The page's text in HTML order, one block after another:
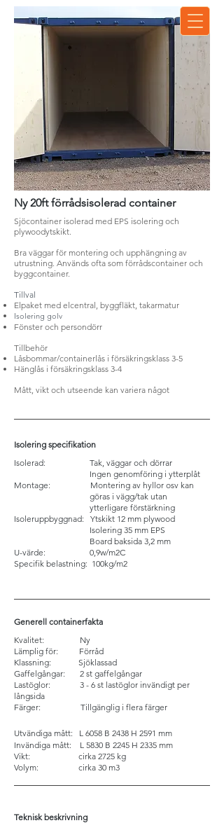
Ny 20ft förrådsisolerad container
Sjöcontainer isolerad med EPS isolering och
plywoodytskikt.
Bra väggar för montering och upphängning av
utrustning. Används ofta som förrådscontainer och
byggcontainer.
Tillval​
Elpaket med elcentral, byggfläkt, takarmatur
Isolering golv
Fönster och persondörr
Tillbehör
Låsbommar/containerlås i försäkringsklass 3-5
Hänglås i försäkringsklass 3-4
Mått, vikt och utseende kan variera något
Isolering specifikation
Isolerad: Tak, väggar och dörrar
Ingen genomföring i ytterplåt
Montage: Montering av hyllor osv kan
göras i vägg/tak utan
ytterligare förstärkning
Isoleruppbyggnad: Ytskikt 12 mm plywood
Isolering 35 mm EPS
Board baksida 3,2 mm
U-värde: 0,9w/m2C
Specifik belastning: 100kg/m2
Generell containerfakta
Kvalitet: Ny
Lämplig för: Förråd
Klassning: Sjöklassad
Gaffelgångar: 2 st gaffelgångar
Lastöglor: 3 - 6 st lastöglor invändigt per
långsida
Färger: Tillgänglig i flera färger
Utvändiga mått: L 6058 B 2438 H 2591 mm
Invändiga mått: L 5830 B 2245 H 2335 mm
Vikt: cirka 2725 kg
Volym: cirka 30 m3
Teknisk beskrivning